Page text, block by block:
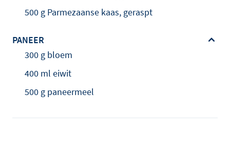
500 g Parmezaanse kaas, geraspt
PANEER
300 g bloem
400 ml eiwit
500 g paneermeel